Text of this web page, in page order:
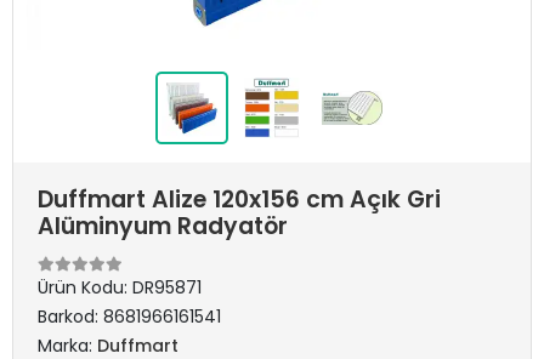
Duffmart Alize 120x156 cm Açık Gri
Alüminyum Radyatör
Ürün Kodu: DR95871
Barkod: 8681966161541
Marka: Duffmart